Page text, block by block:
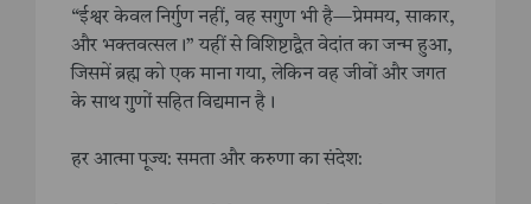
“ईश्वर केवल निर्गुण नहीं, वह सगुण भी है—प्रेममय, साकार,
और भक्तवत्सल।” यहीं से विशिष्टाद्वैत वेदांत का जन्म हुआ,
जिसमें ब्रह्म को एक माना गया, लेकिन वह जीवों और जगत
के साथ गुणों सहित विद्यमान है।
हर आत्मा पूज्य: समता और करुणा का संदेश: